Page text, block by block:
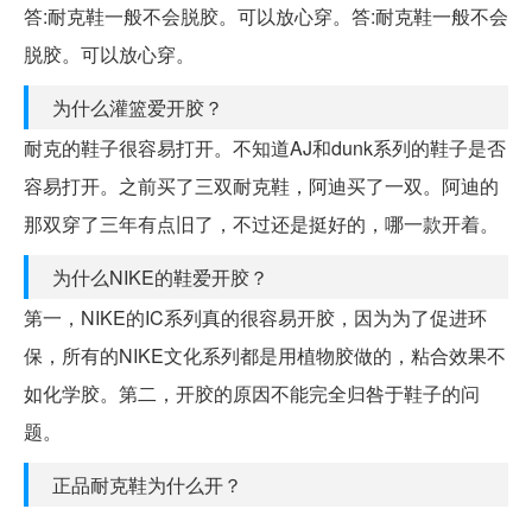
答:耐克鞋一般不会脱胶。可以放心穿。答:耐克鞋一般不会
脱胶。可以放心穿。
为什么灌篮爱开胶？
耐克的鞋子很容易打开。不知道AJ和dunk系列的鞋子是否
容易打开。之前买了三双耐克鞋，阿迪买了一双。阿迪的
那双穿了三年有点旧了，不过还是挺好的，哪一款开着。
为什么NIKE的鞋爱开胶？
第一，NIKE的IC系列真的很容易开胶，因为为了促进环
保，所有的NIKE文化系列都是用植物胶做的，粘合效果不
如化学胶。第二，开胶的原因不能完全归咎于鞋子的问
题。
正品耐克鞋为什么开？